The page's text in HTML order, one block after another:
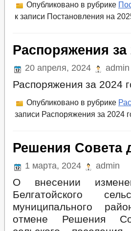
Опубликовано в рубрике
к записи Постановления на
Распоряжения за
20 апреля, 2024 admin
Распоряжения за 2024
Опубликовано в рубрике
записи Распоряжения за 2024
Решения Совета
1 марта, 2024 admin
О внесении
Белгатойского
муниципального
отмене Решения